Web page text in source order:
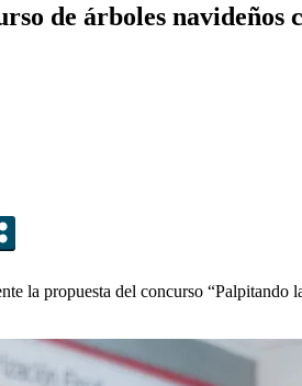
de árboles
la propuesta del concurso